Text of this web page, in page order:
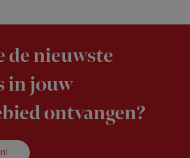
de nieuwste
in jouw
ontvangen?